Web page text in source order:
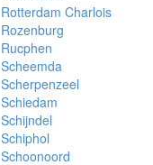
Rotterdam Charlois
Rozenburg
Rucphen
Scheemda
Scherpenzeel
Schiedam
Schijndel
Schiphol
Schoonoord